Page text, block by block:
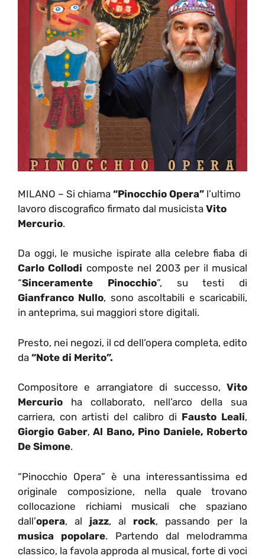
MILANO – Si chiama “Pinocchio Opera” l’ultimo
lavoro discografico firmato dal musicista Vito
Mercurio.
Da oggi, le musiche ispirate alla celebre fiaba di
Carlo Collodi composte nel 2003 per il musical
“Sinceramente Pinocchio”, su testi di
Gianfranco Nullo, sono ascoltabili e scaricabili,
in anteprima, sui maggiori store digitali.
Presto, nei negozi, il cd dell’opera completa, edito
da “Note di Merito”.
Compositore e arrangiatore di successo, Vito
Mercurio ha collaborato, nell’arco della sua
carriera, con artisti del calibro di Fausto Leali,
Giorgio Gaber, Al Bano, Pino Daniele, Roberto
De Simone.
“Pinocchio Opera” è una interessantissima ed
originale composizione, nella quale trovano
collocazione richiami musicali che spaziano
dall’opera, al jazz, al rock, passando per la
musica popolare. Partendo dal melodramma
classico, la favola approda al musical, forte di voci